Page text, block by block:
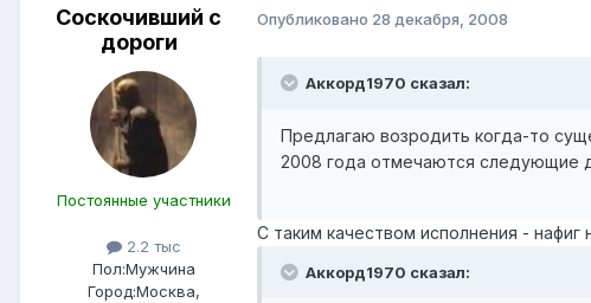
Соскочивший с
дороги
Постоянные участники
2.2 тыс
Пол:Мужчина
Город:Москва,
Опубликовано 28 декабря, 2008
Аккорд1970 сказал:
Предлагаю возродить когда-то
2008 года отмечаются следующие
С таким качеством исполнения - нафиг
Аккорд1970 сказал: